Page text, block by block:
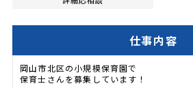
仕事内容
岡山市北区の小規模保育園で
保育士さんを募集しています！